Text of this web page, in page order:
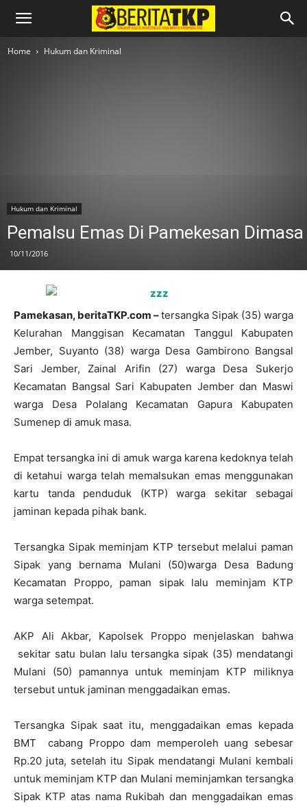
Home Hukum dan Kriminal
Hukum dan Kriminal
Pemalsu Emas Di Pamekesan Dimasa
10/11/2016
Pamekasan, beritaTKP.com –tersangka Sipak (35) warga
Kelurahan Manggisan Kecamatan Tanggul Kabupaten
Jember, Suyanto (38) warga Desa Gambirono Bangsal
Sari Jember, Zainal Arifin (27) warga Desa Sukerjo
Kecamatan Bangsal Sari Kabupaten Jember dan Maswi
warga Desa Polalang Kecamatan Gapura Kabupaten
Sumenep di amuk masa.
Empat tersangka ini di amuk warga karena kedoknya telah
di ketahui warga telah memalsukan emas menggunakan
kartu tanda penduduk (KTP) warga sekitar sebagai
jaminan kepada pihak bank.
Tersangka Sipak meminjam KTP tersebut melalui paman
Sipak yang bernama Mulani (50)warga Desa Badung
Kecamatan Proppo, paman sipak lalu meminjam KTP
warga setempat.
AKP Ali Akbar, Kapolsek Proppo menjelaskan bahwa
sekitar satu bulan lalu tersangka sipak (35) mendatangi
Mulani (50) pamannya untuk meminjam KTP miliknya
tersebut untuk jaminan menggadaikan emas.
Tersangka Sipak saat itu, menggadaikan emas kepada
BMT cabang Proppo dam memperoleh uang sebesar
Rp.20 juta, setelah itu Sipak mendatangi Mulani kembali
untuk meminjam KTP dan Mulani meminjamkan tersangka
Sipak KTP atas nama Rukibah dan menggadaikan emas